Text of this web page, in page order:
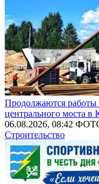
Продолжаются работы
центрального моста в
06.08.2026, 08:42
Строительство